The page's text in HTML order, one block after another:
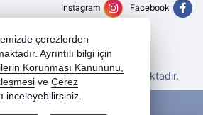
- Tüm hakları saklıdır.
SSL sertifikası ile korunmaktadır.
Facebook
Instagram
ile hazırlanmıştır.
çerezlerden
Ayrıntılı bilgi için
Korunması Kanununu,
ve Çerez
inceleyebilirsiniz.